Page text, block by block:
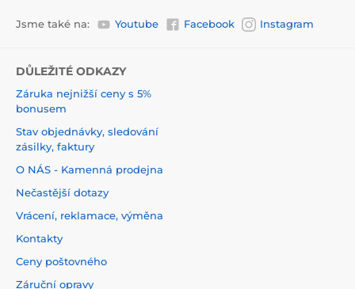
Jsme také na: Youtube Facebook Instagram
DŮLEŽITÉ ODKAZY
Záruka nejnižší ceny s 5%
bonusem
Stav objednávky, sledování
zásilky, faktury
O NÁS - Kamenná prodejna
Nečastější dotazy
Vrácení, reklamace, výměna
Kontakty
Ceny poštovného
Záruční opravy